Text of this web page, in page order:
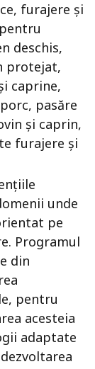
furajere și
deschis,
protejat,
caprine,
pasăre
și caprin,
furajere și
unde
pe
Programul
din
pentru
acesteia
adaptate